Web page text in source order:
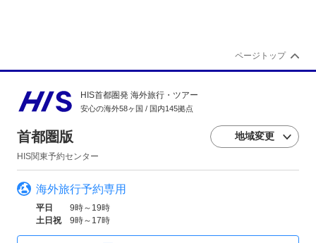
HIS首都圏発 海外旅行・ツアー
安心の海外58ヶ国 / 国内145拠点
首都圏版 地域変更
HIS関東予約センター
海外旅行予約専用
平日
9時～19時
土日祝
9時～17時
ページトップ